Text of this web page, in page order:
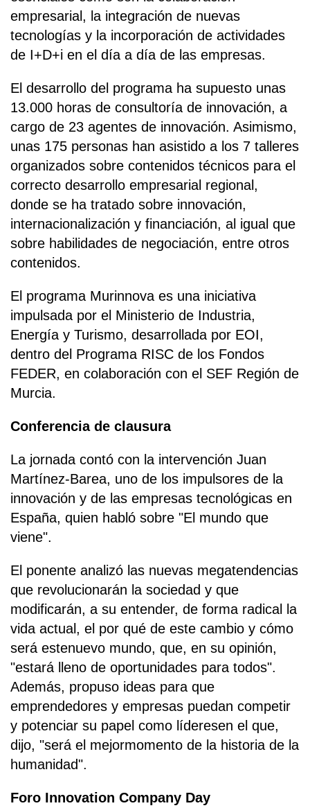
empresarial, la integración de nuevas
tecnologías y la incorporación de actividades
de I+D+i en el día a día de las empresas.
El desarrollo del programa ha supuesto unas
13.000 horas de consultoría de innovación, a
cargo de 23 agentes de innovación. Asimismo,
unas 175 personas han asistido a los 7 talleres
organizados sobre contenidos técnicos para el
correcto desarrollo empresarial regional,
donde se ha tratado sobre innovación,
internacionalización y financiación, al igual que
sobre habilidades de negociación, entre otros
contenidos.
El programa Murinnova es una iniciativa
impulsada por el Ministerio de Industria,
Energía y Turismo, desarrollada por EOI,
dentro del Programa RISC de los Fondos
FEDER, en colaboración con el SEF Región de
Murcia.
Conferencia de clausura
La jornada contó con la intervención Juan
Martínez-Barea, uno de los impulsores de la
innovación y de las empresas tecnológicas en
España, quien habló sobre "El mundo que
viene".
El ponente analizó las nuevas megatendencias
que revolucionarán la sociedad y que
modificarán, a su entender, de forma radical la
vida actual, el por qué de este cambio y cómo
será estenuevo mundo, que, en su opinión,
"estará lleno de oportunidades para todos".
Además, propuso ideas para que
emprendedores y empresas puedan competir
y potenciar su papel como líderesen el que,
dijo, "será el mejormomento de la historia de la
humanidad".
Foro Innovation Company Day